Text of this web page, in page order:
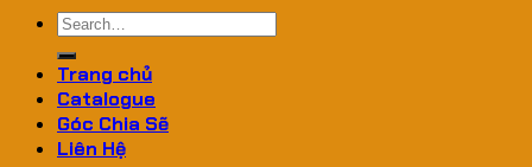
Search
for:
Trang chủ
Catalogue
Góc Chia Sẽ
Liên Hệ